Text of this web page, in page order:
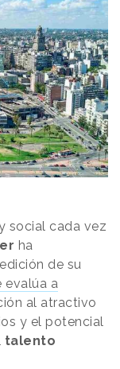
social cada vez
ha
de su
evalúa a
al atractivo
y el potencial
talento